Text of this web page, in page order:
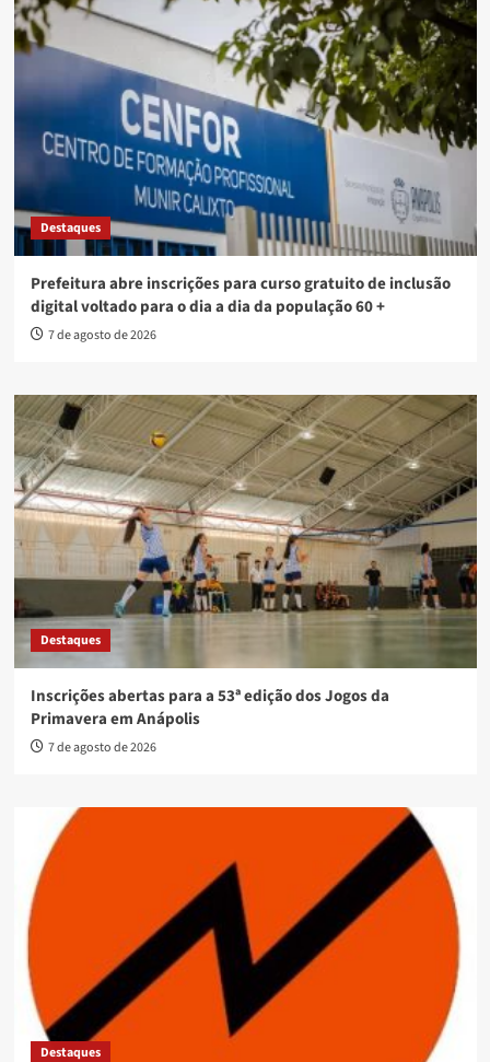
Destaques
Prefeitura abre inscrições para curso gratuito de inclusão
digital voltado para o dia a dia da população 60 +
7 de agosto de 2026
Destaques
Inscrições abertas para a 53ª edição dos Jogos da
Primavera em Anápolis
7 de agosto de 2026
Destaques